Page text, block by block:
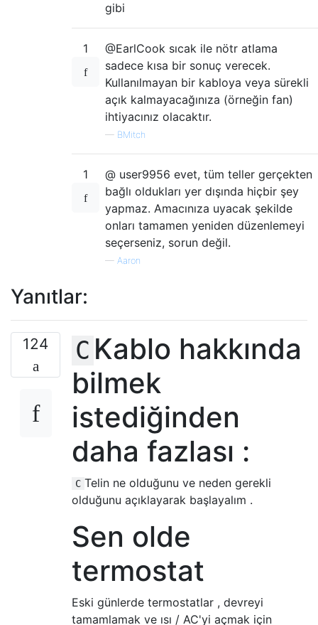
gibi
1
@EarlCook sıcak ile nötr atlama
sadece kısa bir sonuç verecek.
Kullanılmayan bir kabloya veya sürekli
açık kalmayacağınıza (örneğin fan)
ihtiyacınız olacaktır.
— BMitch
1
@ user9956 evet, tüm teller gerçekten
bağlı oldukları yer dışında hiçbir şey
yapmaz. Amacınıza uyacak şekilde
onları tamamen yeniden düzenlemeyi
seçerseniz, sorun değil.
— Aaron
Yanıtlar:
124 C Kablo hakkında
bilmek
istediğinden
daha fazlası :
C Telin ne olduğunu ve neden gerekli
olduğunu açıklayarak başlayalım .
Sen olde
termostat
Eski günlerde termostatlar , devreyi
tamamlamak ve ısı / AC'yi açmak için